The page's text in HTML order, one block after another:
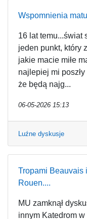
Wspomnienia
16 lat temu...świat
jeden punkt, który
jakie macie miłe
najlepiej mi
że będą najg...
06-05-2026 15:13
Luźne dyskusje
Tropami Beauvais
Rouen....
MU zamknął
innym Katedrom